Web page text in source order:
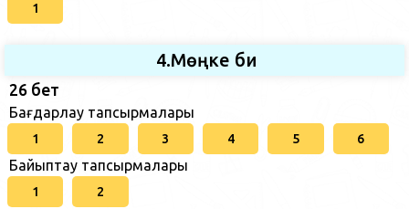
1
4.Мөңке би
26 бет
Бағдарлау тапсырмалары
1 2 3 4 5 6
Байыптау тапсырмалары
1 2